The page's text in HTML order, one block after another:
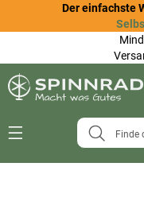
Der einfachste
Navigation